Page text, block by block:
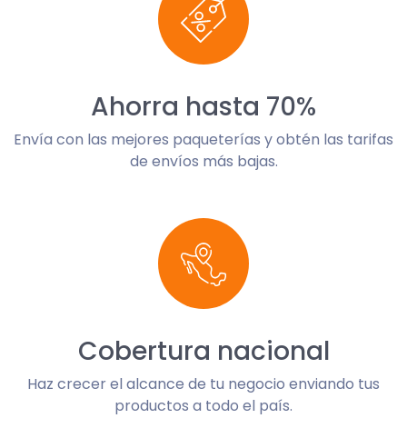
Ahorra hasta 70%
Envía con las mejores paqueterías y obtén las tarifas
de envíos más bajas.
Cobertura nacional
Haz crecer el alcance de tu negocio enviando tus
productos a todo el país.